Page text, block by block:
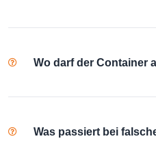
Wo darf der Container
Was passiert bei